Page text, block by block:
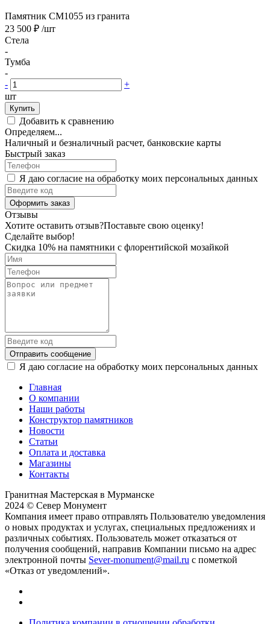
Памятник CM1055 из гранита
23 500 ₽ /шт
Стела
-
Тумба
-
-
+
шт
Купить
Добавить к сравнению
Определяем...
Наличный и безналичный расчет, банковские карты
Быстрый заказ
Я даю согласие на обработку моих персональных данных
Оформить заказ
Отзывы
Хотите оставить отзыв?Поставьте свою оценку!
Сделайте выбор!
Скидка 10% на памятники с флорентийской мозайкой
Отправить сообщение
Я даю согласие на обработку моих персональных данных
Главная
О компании
Наши работы
Конструктор памятников
Новости
Статьи
Оплата и доставка
Магазины
Контакты
Гранитная Мастерская в Мурманске
2024 © Север Монумент
Компания имеет право отправлять Пользователю уведомления
о новых продуктах и услугах, специальных предложениях и
различных событиях. Пользователь может отказаться от
получения сообщений, направив Компании письмо на адрес
электронной почты Sever-monument@mail.ru с пометкой
«Отказ от уведомлений».